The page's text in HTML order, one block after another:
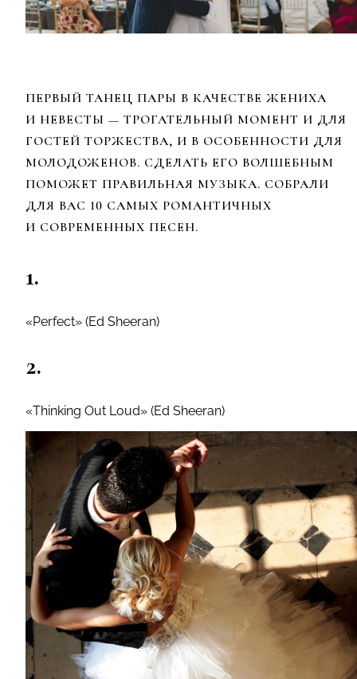
ПЕРВЫЙ ТАНЕЦ ПАРЫ В КАЧЕСТВЕ ЖЕНИХА
И НЕВЕСТЫ — ТРОГАТЕЛЬНЫЙ МОМЕНТ И ДЛЯ
ГОСТЕЙ ТОРЖЕСТВА, И В ОСОБЕННОСТИ ДЛЯ
МОЛОДОЖЕНОВ. СДЕЛАТЬ ЕГО ВОЛШЕБНЫМ
ПОМОЖЕТ ПРАВИЛЬНАЯ МУЗЫКА. СОБРАЛИ
ДЛЯ ВАС 10 САМЫХ РОМАНТИЧНЫХ
И СОВРЕМЕННЫХ ПЕСЕН.
1.
«Perfect» (Ed Sheeran)
2.
«Thinking Out Loud» (Ed Sheeran)